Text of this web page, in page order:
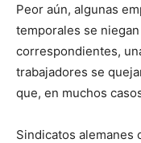
Peor aún, algunas
temporales se
correspondientes,
trabajadores se
que, en muchos
Sindicatos alemanes